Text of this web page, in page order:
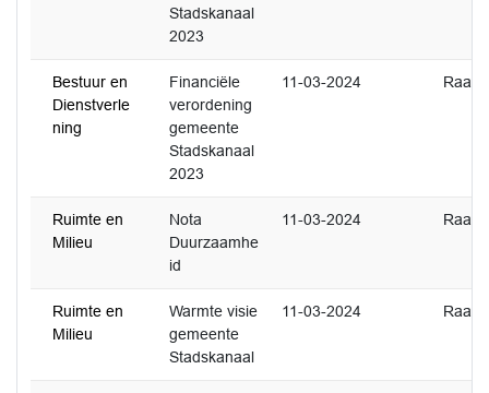
Stadskanaal
2023
Bestuur en
Dienstverle
ning
Financiële
verordening
gemeente
Stadskanaal
2023
11-03-2024 Raad
Ruimte en
Milieu
Nota
Duurzaamhe
id
11-03-2024 Raad
Ruimte en
Milieu
Warmte visie
gemeente
Stadskanaal
11-03-2024 Raad